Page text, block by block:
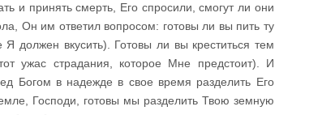
и принять смерть, Его спросили, смогут ли они
Он им ответил вопросом: готовы ли вы пить ту
должен вкусить). Готовы ли вы креститься тем
ужас страдания, которое Мне предстоит). И
Богом в надежде в свое время разделить Его
Господи, готовы мы разделить Твою земную